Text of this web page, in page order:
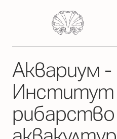
Аквариум -
Институт
рибарство